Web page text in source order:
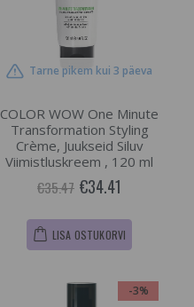
Tarne pikem kui 3 päeva
COLOR WOW One Minute
Transformation Styling
Crème, Juukseid Siluv
Viimistluskreem , 120 ml
€35.47 €34.41
LISA OSTUKORVI
-3%